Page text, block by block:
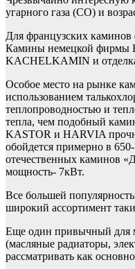
угарного газа (СО) и
Для французских
Камины немецкой фирмы
KACHELKAMIN и
Особое место на рынке
использованием
теплопроводностью и
тепла, чем подобный
KASTOR и HARVIA
обойдется примерно в
отечественных каминов
мощность- 7кВт.
Все большей
широкий ассортимент
Еще один привычный для
(масляные радиаторы,
рассматривать как